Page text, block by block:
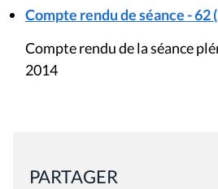
Compte rendu de séance - 62
Compte rendu de la séance
2014
PARTAGER